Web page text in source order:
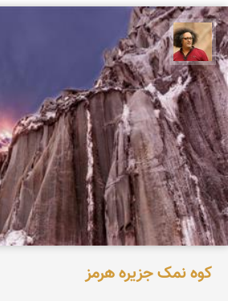
مصطفی ربیعی بهشتی
کوه نمک جزیره هرمز